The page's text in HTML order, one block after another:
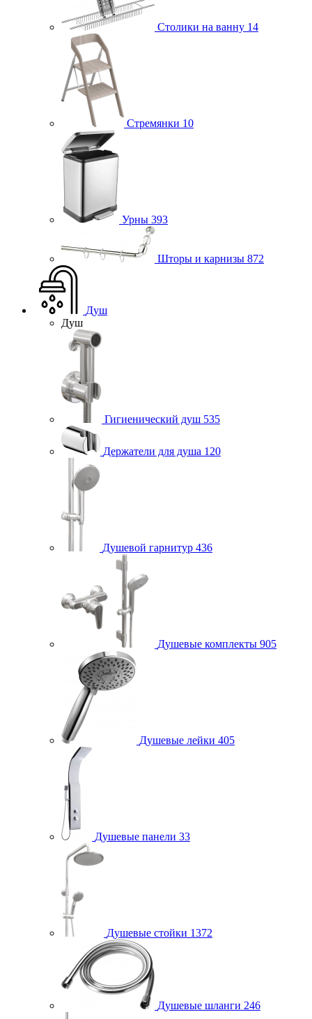
Столики на ванну 14
Стремянки 10
Урны 393
Шторы и карнизы 872
Душ
Душ
Гигиенический душ 535
Держатели для душа 120
Душевой гарнитур 436
Душевые комплекты 905
Душевые лейки 405
Душевые панели 33
Душевые стойки 1372
Душевые шланги 246